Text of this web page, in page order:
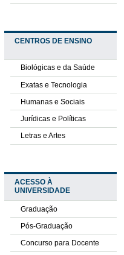
CENTROS DE ENSINO
Biológicas e da Saúde
Exatas e Tecnologia
Humanas e Sociais
Jurídicas e Políticas
Letras e Artes
ACESSO À
UNIVERSIDADE
Graduação
Pós-Graduação
Concurso para Docente